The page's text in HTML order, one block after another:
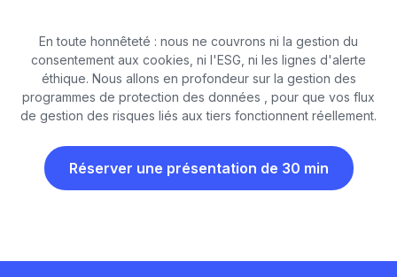
En toute honnêteté : nous ne couvrons ni la gestion du
consentement aux cookies, ni l'ESG, ni les lignes d'alerte
éthique. Nous allons en profondeur sur la gestion des
programmes de protection des données , pour que vos flux
de gestion des risques liés aux tiers fonctionnent réellement.
Réserver une présentation de 30 min